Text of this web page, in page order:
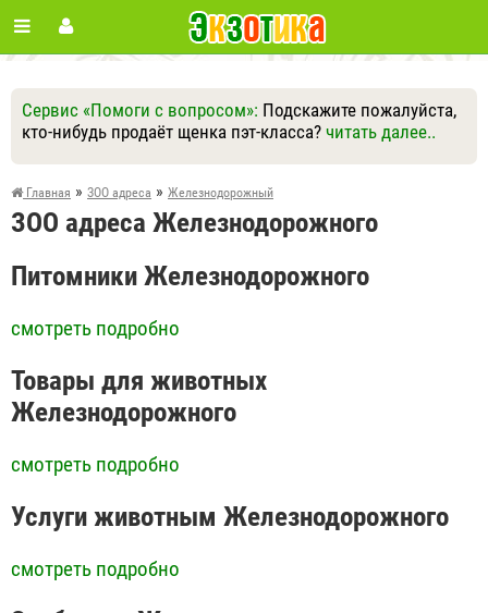
Сервис «Помоги с вопросом»: Подскажите пожалуйста,
кто-нибудь продаёт щенка пэт-класса? читать далее..
Ответить Другие вопросы
Задать вопрос
Главная » ЗОО адреса » Железнодорожный
ЗОО адреса Железнодорожного
Питомники Железнодорожного
смотреть подробно
Товары для животных
Железнодорожного
смотреть подробно
Услуги животным Железнодорожного
смотреть подробно